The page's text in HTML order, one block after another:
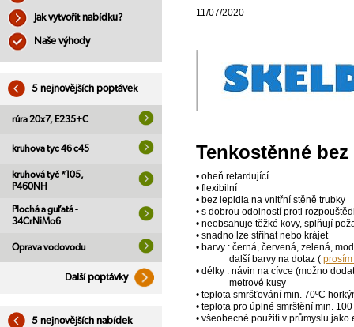
Jak vytvořit nabídku?
Naše výhody
5 nejnovějších poptávek
rúra 20x7, E235+C
kruhova tyc 46 c45
kruhová tyč *105,
P460NH
Plochá a guľatá -
34CrNiMo6
Oprava vodovodu
Další poptávky
5 nejnovějších nabídek
11/07/2020
Tenkostěnné
• oheň retardující
• flexibilní
• bez lepidla na vnitřní stěně trubky
• s dobrou odolností proti
• neobsahuje těžké kovy, splňují
• snadno lze stříhat nebo krájet
• barvy : černá, červená, zelená,
další barvy na dotaz (
• délky : návin na cívce (možno
metrové kusy
• teplota smršťování min. 70ºC
• teplota pro úplné smrštění min. 100
• všeobecné použití v průmyslu